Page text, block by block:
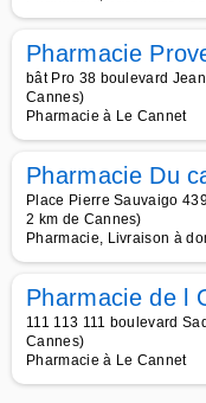
Pharmacie
bât Pro 38 boulevard
Cannes)
Pharmacie à Le Cannet
Pharmacie Du
Place Pierre Sauvaigo
2 km de Cannes)
Pharmacie, Livraison à
Pharmacie de l
111 113 111 boulevard
Cannes)
Pharmacie à Le Cannet